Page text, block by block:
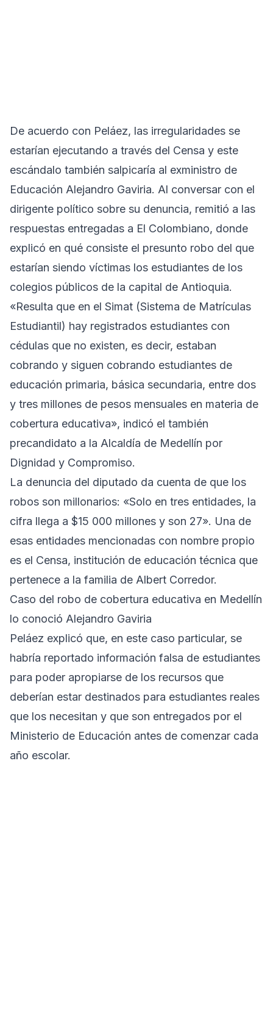
De acuerdo con Peláez, las irregularidades se
estarían ejecutando a través del Censa y este
escándalo también salpicaría al exministro de
Educación Alejandro Gaviria. Al conversar con el
dirigente político sobre su denuncia, remitió a las
respuestas entregadas a El Colombiano, donde
explicó en qué consiste el presunto robo del que
estarían siendo víctimas los estudiantes de los
colegios públicos de la capital de Antioquia.
«Resulta que en el Simat (Sistema de Matrículas
Estudiantil) hay registrados estudiantes con
cédulas que no existen, es decir, estaban
cobrando y siguen cobrando estudiantes de
educación primaria, básica secundaria, entre dos
y tres millones de pesos mensuales en materia de
cobertura educativa», indicó el también
precandidato a la Alcaldía de Medellín por
Dignidad y Compromiso.
La denuncia del diputado da cuenta de que los
robos son millonarios: «Solo en tres entidades, la
cifra llega a $15 000 millones y son 27». Una de
esas entidades mencionadas con nombre propio
es el Censa, institución de educación técnica que
pertenece a la familia de Albert Corredor.
Caso del robo de cobertura educativa en Medellín
lo conoció Alejandro Gaviria
Peláez explicó que, en este caso particular, se
habría reportado información falsa de estudiantes
para poder apropiarse de los recursos que
deberían estar destinados para estudiantes reales
que los necesitan y que son entregados por el
Ministerio de Educación antes de comenzar cada
año escolar.